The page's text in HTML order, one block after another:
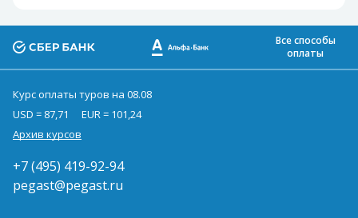
Все способы
оплаты
Курс оплаты туров на 08.08
USD = 87,71
EUR = 101,24
Архив курсов
+7 (495) 419-92-94
pegast@pegast.ru